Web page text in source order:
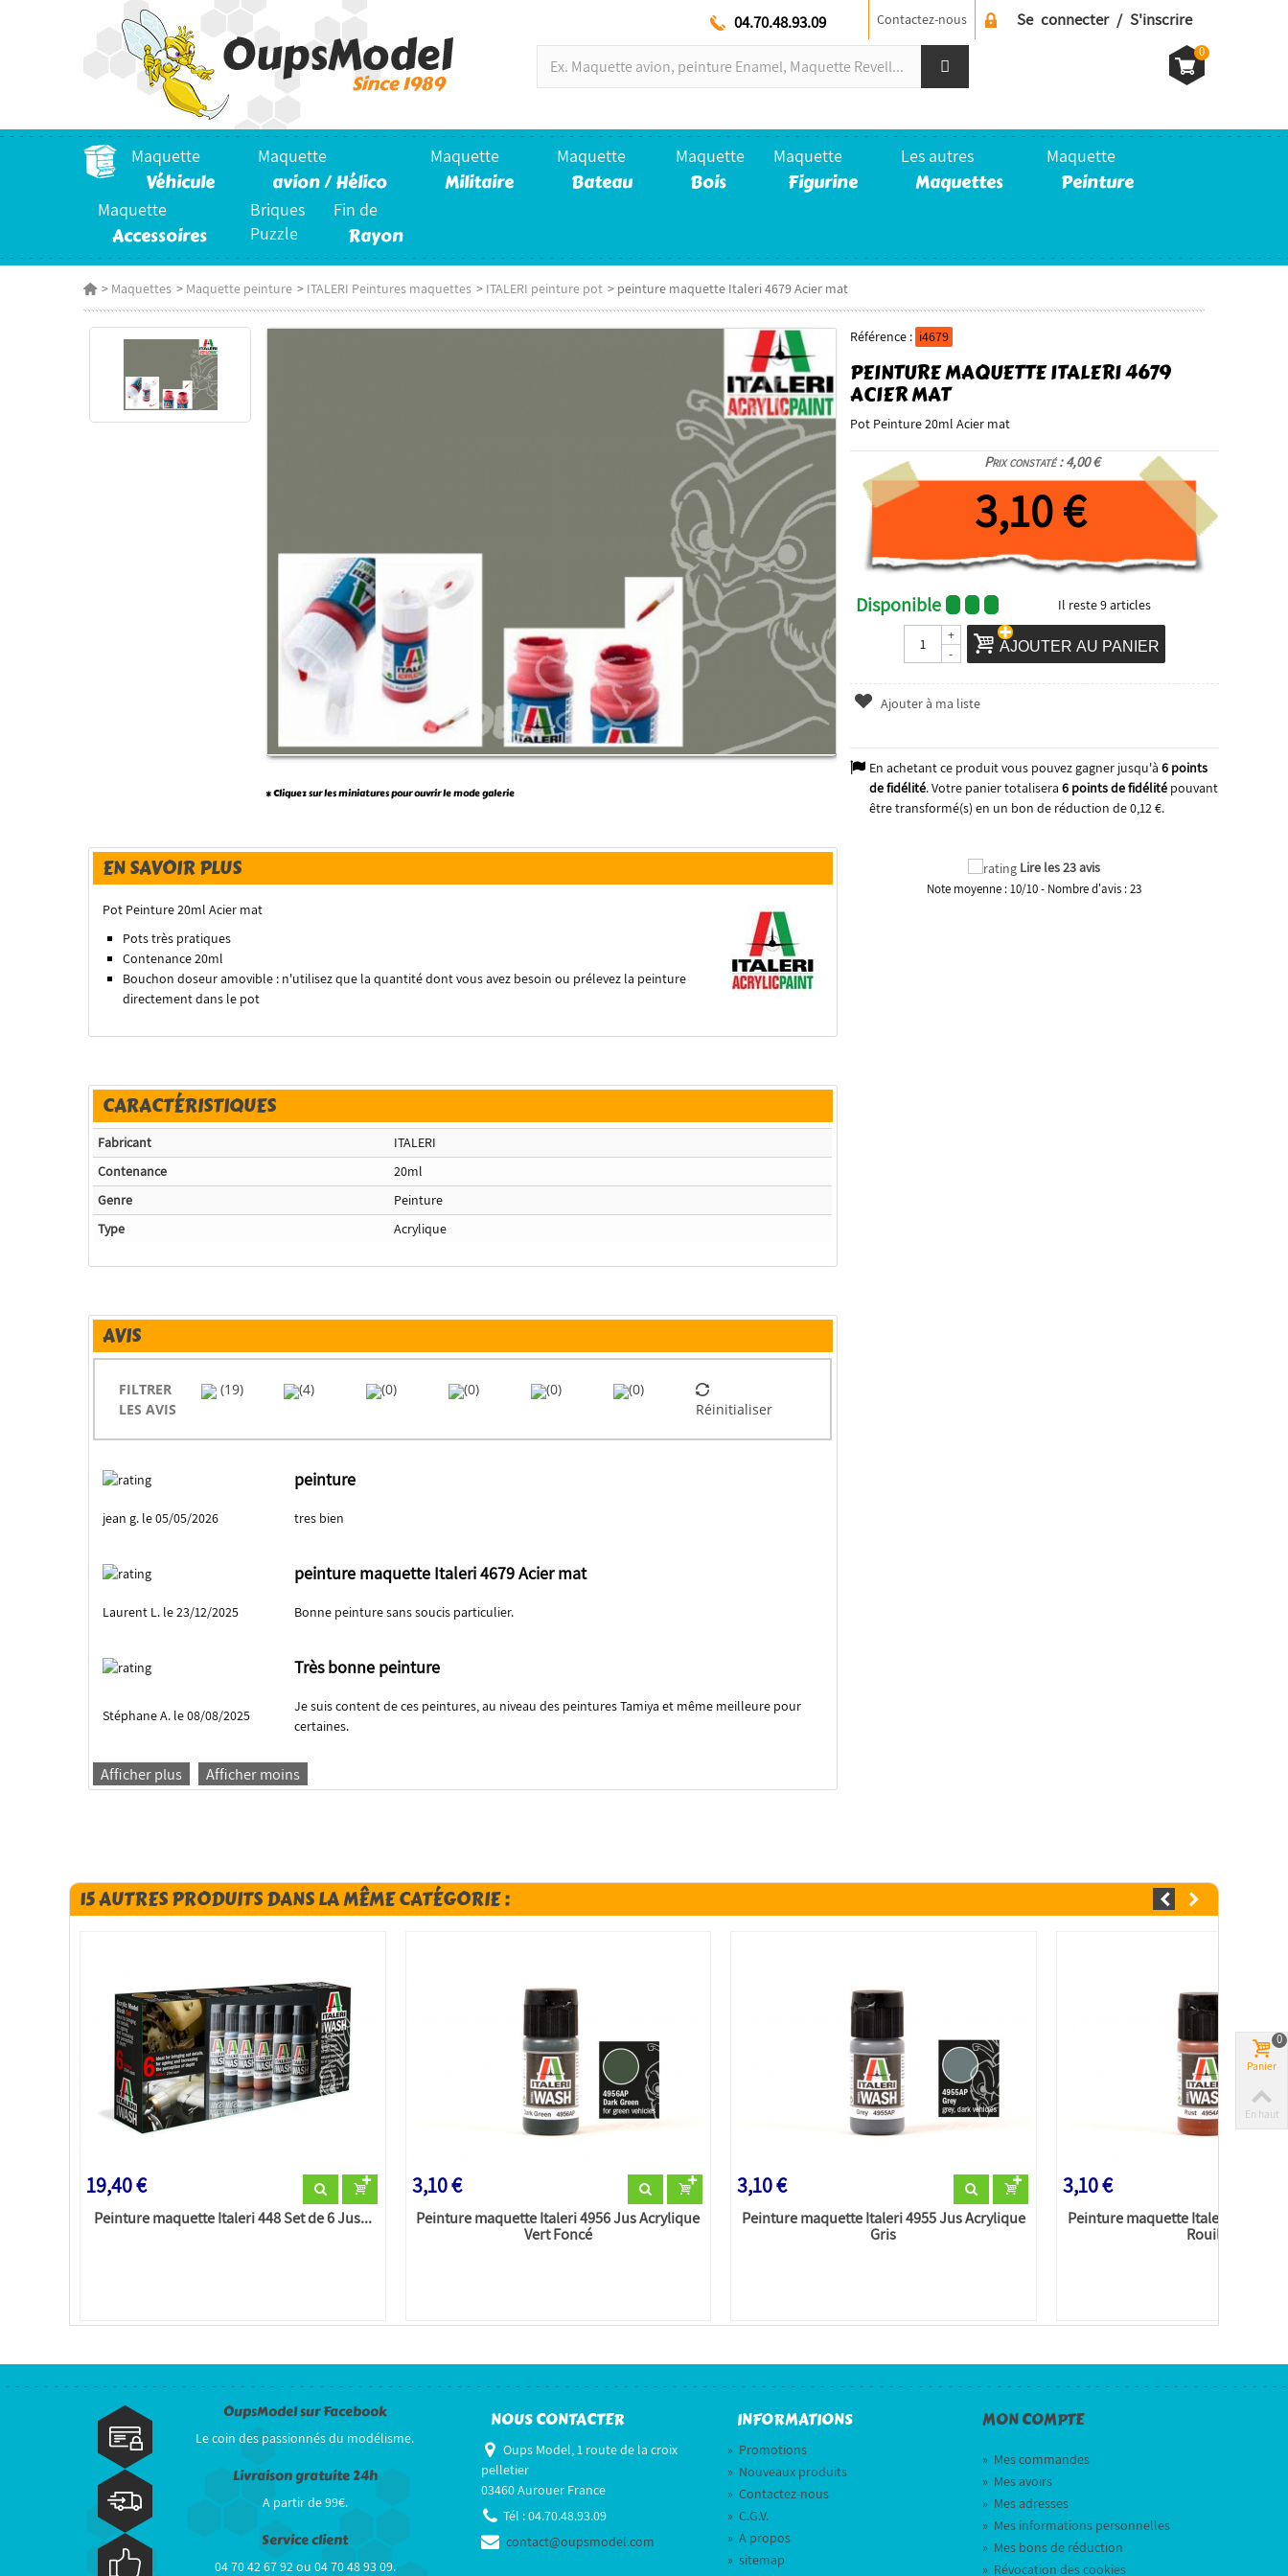
Se connecter / S'inscrire
Contactez-nous
04.70.48.93.09
0
Maquette
Véhicule
Maquette
avion / Hélico
Maquette
Militaire
Maquette
Bateau
Maquette
Bois
Maquette
Figurine
Les autres
Maquettes
Maquette
Peinture
Maquette
Accessoires
Briques
Puzzle
Fin de
Rayon
> Maquettes > Maquette peinture > ITALERI Peintures maquettes > ITALERI peinture pot > peinture maquette Italeri 4679 Acier mat
Référence : i4679
PEINTURE MAQUETTE ITALERI 4679
ACIER MAT
Pot Peinture 20ml Acier mat
Prix constaté : 4,00 €
3,10 €
Disponible Il reste9articles
-
+
AJOUTER AU PANIER
Ajouter à ma liste
En achetant ce produit vous pouvez gagner jusqu'à 6points
de fidélité. Votre panier totalisera 6points de fidélitépouvant
être transformé(s) en un bon de réduction de0,12 €.
Lire les 23 avis
Note moyenne :10/10- Nombre d'avis :23
* Cliquez sur les miniatures pour ouvrir le mode galerie
EN SAVOIR PLUS
Pot Peinture 20ml Acier mat
Pots très pratiques
Contenance 20ml
Bouchon doseur amovible : n'utilisez que la quantité dont vous avez besoin ou prélevez la peinture
directement dans le pot
CARACTÉRISTIQUES
Fabricant
ITALERI
Contenance
20ml
Genre
Peinture
Type
Acrylique
AVIS
FILTRER
LES AVIS
(19) (4) (0) (0) (0)
(0)
Réinitialiser
peinture
jean g. le 05/05/2026 tres bien
peinture maquette Italeri 4679 Acier mat
Laurent L. le 23/12/2025 Bonne peinture sans soucis particulier.
Très bonne peinture
Stéphane A. le 08/08/2025
Je suis content de ces peintures, au niveau des peintures Tamiya et même meilleure pour
certaines.
Afficher plus Afficher moins
15 AUTRES PRODUITS DANS LA MÊME CATÉGORIE :
19,40 €
Peinture maquette Italeri 448 Set de 6 Jus...
3,10 €
Peinture maquette Italeri 4956 Jus Acrylique
Vert Foncé
3,10 €
Peinture maquette Italeri 4955 Jus Acrylique
Gris
3,10 €
Peinture maquette Italeri 4954
Rouille
OupsModel sur Facebook
Le coin des passionnés du modélisme.
Livraison gratuite 24h
A partir de 99€.
Service client
04 70 42 67 92 ou 04 70 48 93 09.
NOUS CONTACTER
Oups Model, 1 route de la croix
pelletier
03460 Aurouer France
Tél :04.70.48.93.09
contact@oupsmodel.com
INFORMATIONS
» Promotions
» Nouveaux produits
» Contactez-nous
» C.G.V.
» A propos
» sitemap
MON COMPTE
» Mes commandes
» Mes avoirs
» Mes adresses
» Mes informations personnelles
» Mes bons de réduction
» Révocation des cookies
Panier
0
En haut